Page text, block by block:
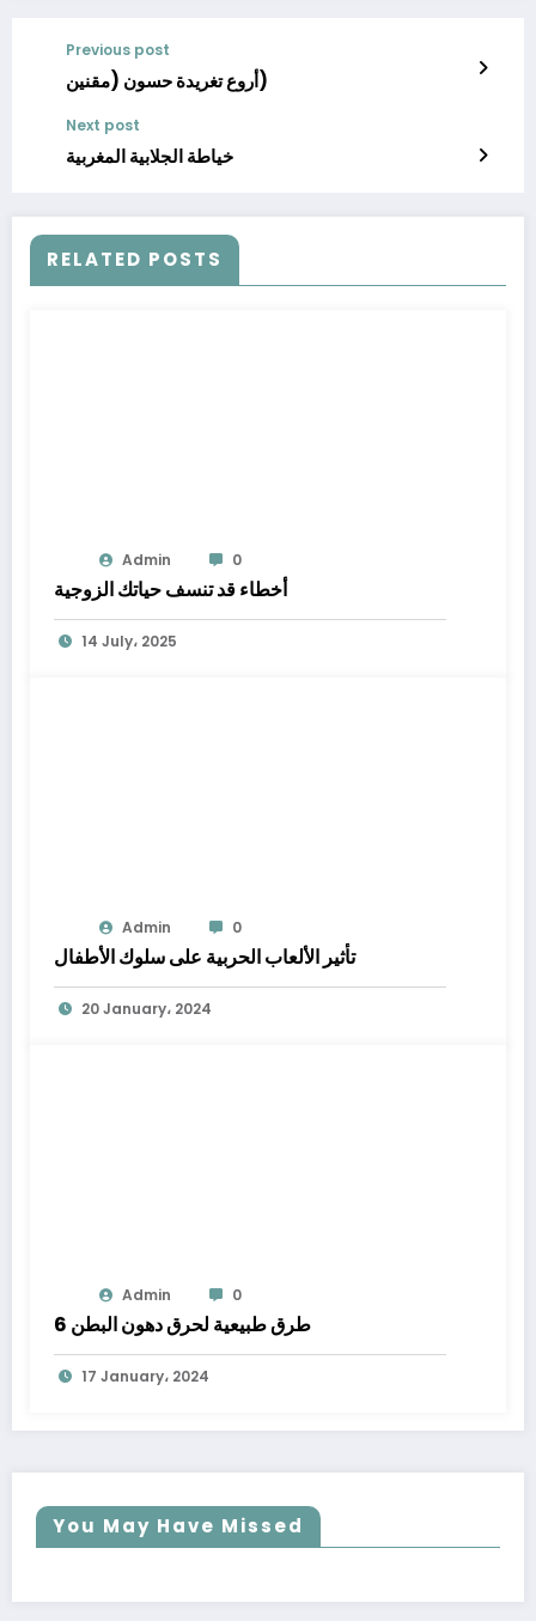
Previous post
أروع تغريدة حسون (مقنين)
Next post
خياطة الجلابية المغربية
RELATED POSTS
Admin 0
أخطاء قد تنسف حياتك الزوجية
14 July، 2025
Admin 0
تأثير الألعاب الحربية على سلوك الأطفال
20 January، 2024
Admin 0
6 طرق طبيعية لحرق دهون البطن
17 January، 2024
You May Have Missed